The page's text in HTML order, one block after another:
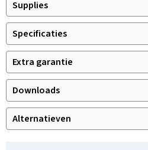
Supplies
Specificaties
Extra garantie
Downloads
Alternatieven